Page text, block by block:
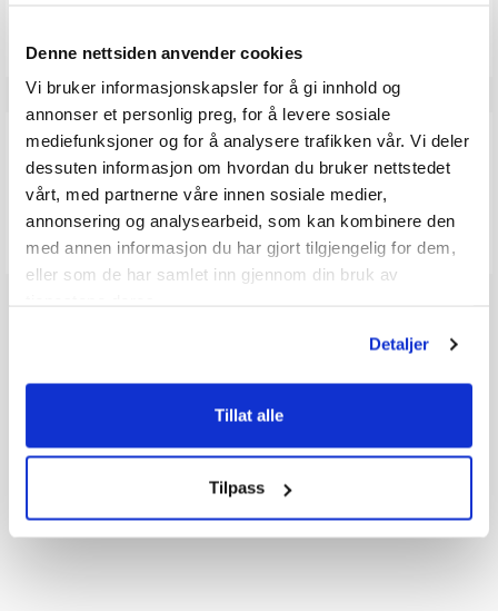
Denne nettsiden anvender cookies
Vi bruker informasjonskapsler for å gi innhold og
annonser et personlig preg, for å levere sosiale
mediefunksjoner og for å analysere trafikken vår. Vi deler
dessuten informasjon om hvordan du bruker nettstedet
vårt, med partnerne våre innen sosiale medier,
annonsering og analysearbeid, som kan kombinere den
med annen informasjon du har gjort tilgjengelig for dem,
eller som de har samlet inn gjennom din bruk av
Detaljer
Tillat alle
Tilpass
Q & A
Send spørsmålet ditt